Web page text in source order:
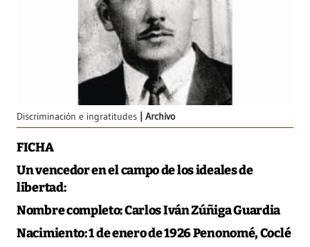
Discriminación e ingratitudes Archivo
FICHA
Un vencedor en el campo de los ideales de
libertad:
Nombre completo:Carlos Iván Zúñiga Guardia
Nacimiento:1 de enero de 1926 Penonomé, Coclé